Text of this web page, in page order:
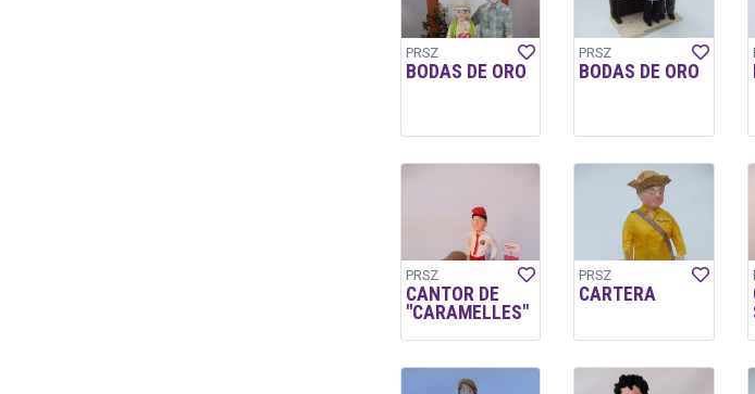
PRSZ
BODAS DE ORO
PRSZ
BODAS DE ORO
PRSZ
CANTOR DE
"CARAMELLES"
PRSZ
CARTERA